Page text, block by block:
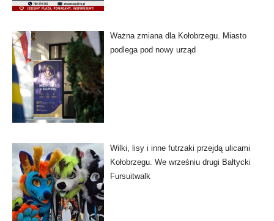
Ważna zmiana dla Kołobrzegu. Miasto
podlega pod nowy urząd
Wilki, lisy i inne futrzaki przejdą ulicami
Kołobrzegu. We wrześniu drugi Bałtycki
Fursuitwalk